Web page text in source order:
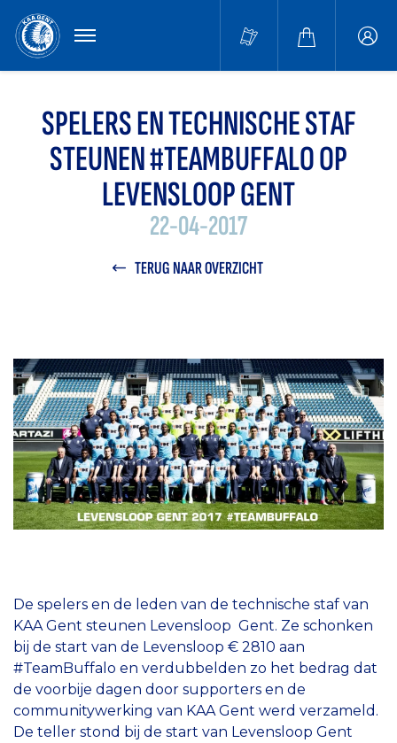
MENU
SPELERS EN TECHNISCHE STAF
STEUNEN #TEAMBUFFALO OP
LEVENSLOOP GENT
22-04-2017
TERUG NAAR OVERZICHT
De spelers en de leden van de technische staf van
KAA Gent steunen Levensloop Gent. Ze schonken
bij de start van de Levensloop € 2810 aan
#TeamBuffalo en verdubbelden zo het bedrag dat
de voorbije dagen door supporters en de
communitywerking van KAA Gent werd verzameld.
De teller stond bij de start van Levensloop Gent